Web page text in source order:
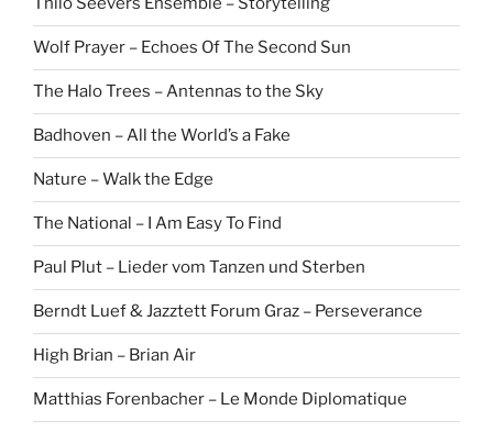
Wolf Prayer – Echoes Of The Second Sun
The Halo Trees – Antennas to the Sky
Badhoven – All the World’s a Fake
Nature – Walk the Edge
The National – I Am Easy To Find
Paul Plut – Lieder vom Tanzen und Sterben
Berndt Luef & Jazztett Forum Graz – Perseverance
High Brian – Brian Air
Matthias Forenbacher – Le Monde Diplomatique